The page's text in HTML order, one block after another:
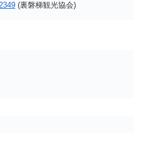
(裏磐梯観光協会)